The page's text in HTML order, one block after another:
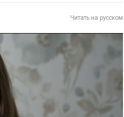
Читать на русском